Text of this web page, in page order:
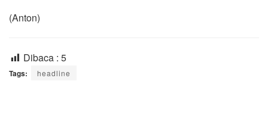
(Anton)
Dibaca : 5
Tags: headline